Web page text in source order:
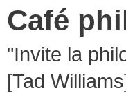
Café
"Invite la
[Tad